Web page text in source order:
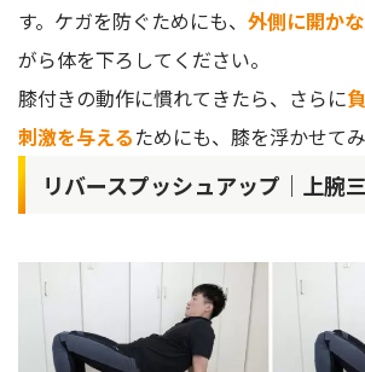
す。ケガを防ぐためにも、 外側に開か
がら体を下ろしてください。
膝付きの動作に慣れてきたら、さらに
刺激を与えるためにも、膝を浮かせてみ
リバースプッシュアップ｜上腕